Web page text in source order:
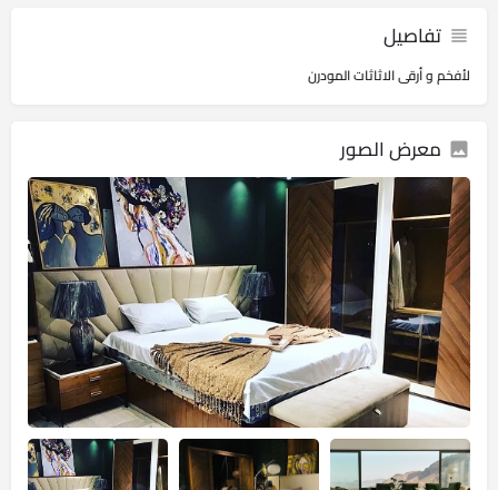
تفاصيل
لأفخم و أرقى الاثاثات المودرن
معرض الصور